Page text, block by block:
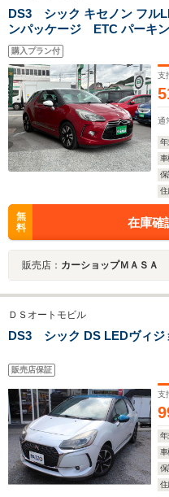
DS3 シック キセノン フル
ンパッケージ ETC パーキングセンサー クルーズコント
ロール 衝突軽減ブレーキ
購入プラン付
支
通
年
車
保
住
無
料
在庫確
販売店： カーショップＭＡＳＡ
ＤＳオートモビル
DS3 シック DS LEDヴィジ
販売店保証
支
年
車
保
住